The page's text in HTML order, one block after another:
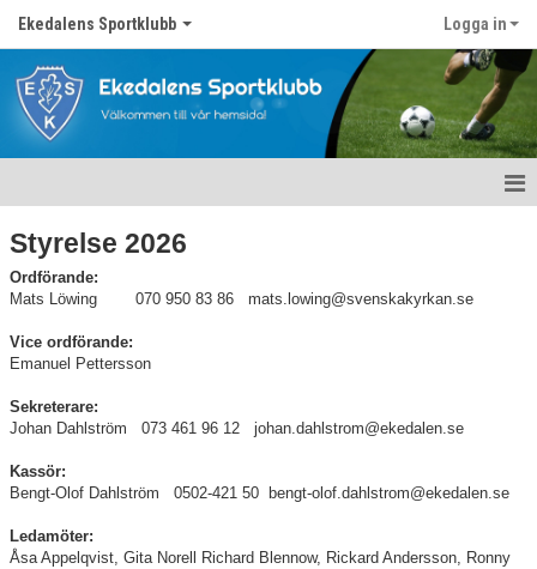
Ekedalens Sportklubb Logga in
Våra lag
Historik
Stadgar
Utmärkelser
Styrelse 2026
Ordförande:
Mats Löwing 070 950 83 86 mats.lowing@svenskakyrkan.se
Vice ordförande:
Emanuel Pettersson
Sekreterare:
Johan Dahlström 073 461 96 12 johan.dahlstrom@ekedalen.se
Kassör:
Bengt-Olof Dahlström 0502-421 50 bengt-olof.dahlstrom@ekedalen.se
Ledamöter:
Åsa Appelqvist, Gita Norell Richard Blennow, Rickard Andersson, Ronny